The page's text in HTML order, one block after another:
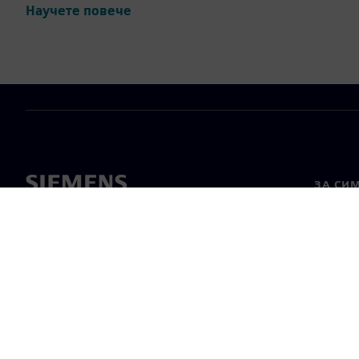
Научете повече
ЗА